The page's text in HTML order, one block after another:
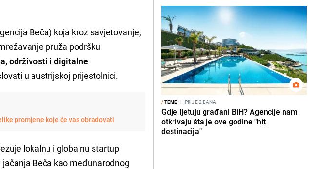
Beča) koja kroz savjetovanje,
pruža podršku
održivosti i digitalne
u austrijskoj prijestolnici.
promjene koje će vas obradovati
lokalnu i globalnu startup
Beča kao međunarodnog
/TEME I PRIJE 2 DANA
Gdje ljetuju građani BiH? Agencije nam
otkrivaju šta je ove godine "hit
destinacija"